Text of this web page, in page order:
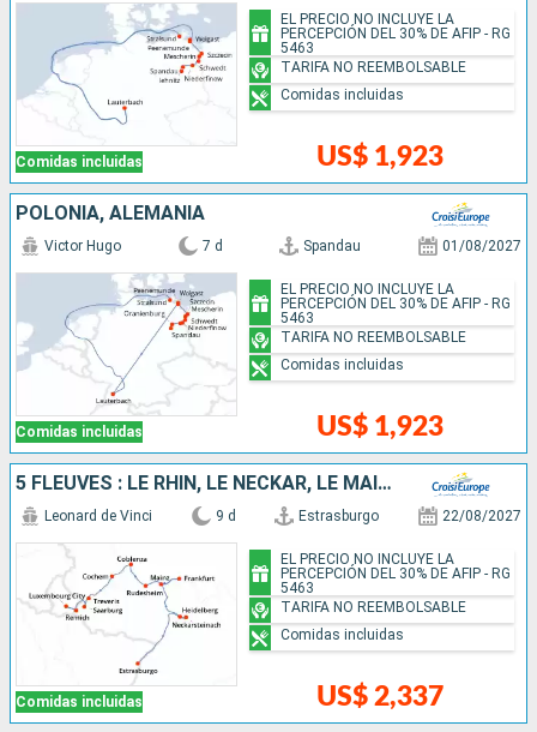
Comidas incluidas US$ 1,923
EL PRECIO NO INCLUYE LA
PERCEPCIÓN DEL 30% DE AFIP - RG
5463
TARIFA NO REEMBOLSABLE
Comidas incluidas
POLONIA, ALEMANIA
Comidas incluidas
Victor Hugo 7 d Spandau 01/08/2027
US$ 1,923
EL PRECIO NO INCLUYE LA
PERCEPCIÓN DEL 30% DE AFIP - RG
5463
TARIFA NO REEMBOLSABLE
Comidas incluidas
5 FLEUVES : LE RHIN, LE NECKAR, LE MAIN, LA MOSELLE ET LA SARRE
Comidas incluidas
Leonard de Vinci 9 d Estrasburgo 22/08/2027
US$ 2,337
EL PRECIO NO INCLUYE LA
PERCEPCIÓN DEL 30% DE AFIP - RG
5463
TARIFA NO REEMBOLSABLE
Comidas incluidas